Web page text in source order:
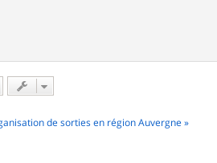
t
e
r
r
a
de sorties en région Auvergne »